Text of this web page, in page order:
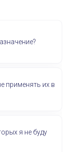
применять их в
я не буду